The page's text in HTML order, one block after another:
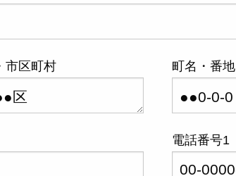
市区町村 町名・番地
電話番号1